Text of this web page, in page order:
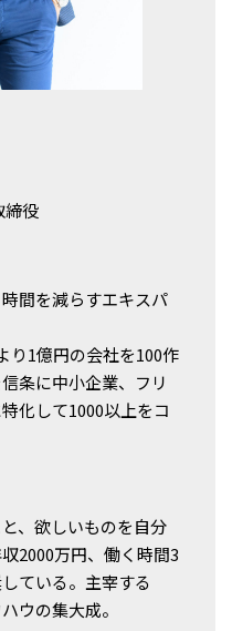
締役
間を減らすエキスパ
り1億円の会社を100作
条に中小企業、フリ
化して1000以上をコ
、欲しいものを自分
2000万円、働く時間3
ている。主宰する
ウの集大成。